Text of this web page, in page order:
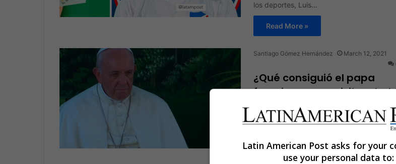
los deportes, Luis…
Read More »
Santiago Gómez Hernández
March 12, 2021
¿Qué consiguió el papa
francisco en su visita a
La cabeza de la iglesia católica realizó una
histórica visita al país árabe con intereses
Read More »
Latin American Post asks for your
use your personal data to: